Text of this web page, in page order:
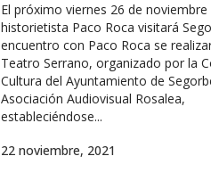
El próximo viernes 26 de
historietista Paco Roca visitará
encuentro con Paco Roca se
Teatro Serrano, organizado por la
Cultura del Ayuntamiento de
Asociación Audiovisual Rosalea,
estableciéndose...
22 noviembre, 2021